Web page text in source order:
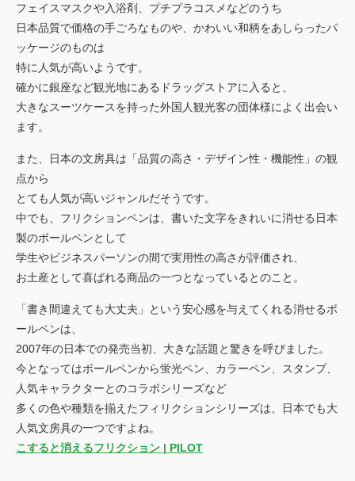
フェイスマスクや入浴剤、プチプラコスメなどのうち
日本品質で価格の手ごろなものや、かわいい和柄をあしらったパ
ッケージのものは
特に人気が高いようです。
確かに銀座など観光地にあるドラッグストアに入ると、
大きなスーツケースを持った外国人観光客の団体様によく出会い
ます。
また、日本の文房具は「品質の高さ・デザイン性・機能性」の観
点から
とても人気が高いジャンルだそうです。
中でも、フリクションペンは、書いた文字をきれいに消せる日本
製のボールペンとして
学生やビジネスパーソンの間で実用性の高さが評価され、
お土産として喜ばれる商品の一つとなっているとのこと。
「書き間違えても大丈夫」という安心感を与えてくれる消せるボ
ールペンは、
2007年の日本での発売当初、大きな話題と驚きを呼びました。
今となってはボールペンから蛍光ペン、カラーペン、スタンプ、
人気キャラクターとのコラボシリーズなど
多くの色や種類を揃えたフィリクションシリーズは、日本でも大
人気文房具の一つですよね。
こすると消えるフリクション | PILOT